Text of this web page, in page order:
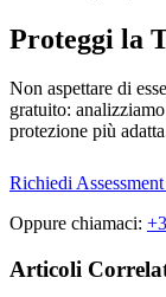
Proteggi la
Non aspettare di
gratuito:
protezione più
Richiedi
Oppure chiamaci:
Articoli